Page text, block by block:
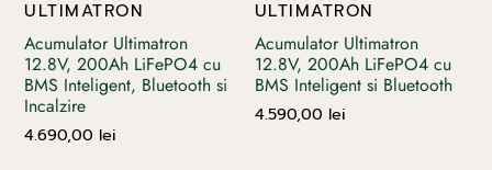
ULTIMATRON
Acumulator Ultimatron
12.8V, 200Ah LiFePO4 cu
BMS Inteligent, Bluetooth si
Incalzire
4.690,00 lei
ULTIMATRON
Acumulator Ultimatron
12.8V, 200Ah LiFePO4 cu
BMS Inteligent si Bluetooth
4.590,00 lei